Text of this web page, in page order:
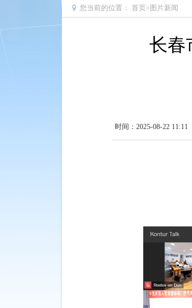
您当前的位置： 首页 > 图片新闻
长春
时间：2025-08-22 11:11